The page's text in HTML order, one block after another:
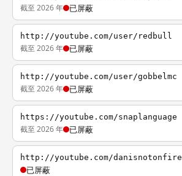
截至 2026 年 已屏蔽
http://youtube.com/user/redbull
截至 2026 年 已屏蔽
http://youtube.com/user/gobbelmc
截至 2026 年 已屏蔽
https://youtube.com/snaplanguage
截至 2026 年 已屏蔽
http://youtube.com/danisnotonfire
已屏蔽